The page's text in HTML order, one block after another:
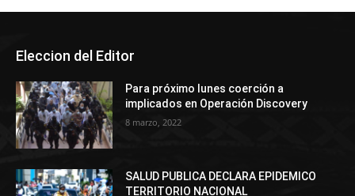
Eleccion del Editor
Para próximo lunes coerción a
implicados en Operación Discovery
8 marzo, 2022
SALUD PUBLICA DECLARA EPIDEMICO
TERRITORIO NACIONAL